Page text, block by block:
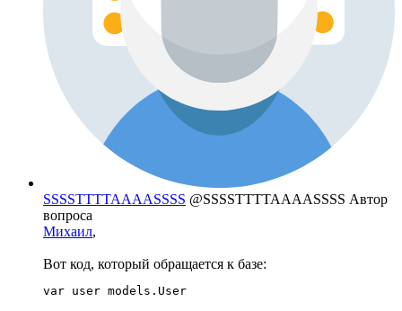
SSSSTTTTAAAASSSS @SSSSTTTTAAAASSSS Автор
вопроса
Михаил,
Вот код, который обращается к базе:
var user models.User